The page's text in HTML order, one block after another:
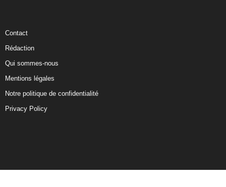
Contact
Rédaction
Qui sommes-nous
Mentions légales
Notre politique de confidentialité
Privacy Policy